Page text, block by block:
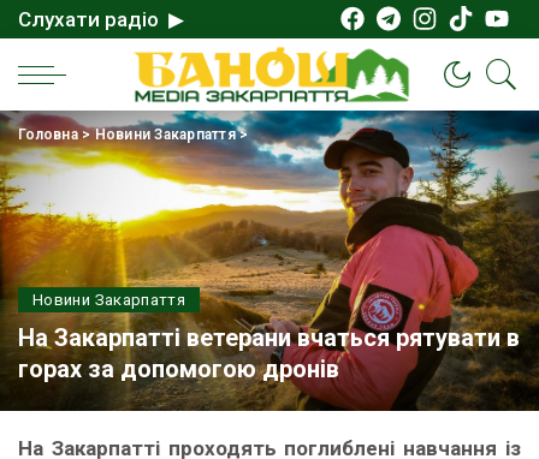
Слухати радіо ▶
Головна>Новини Закарпаття>
Новини Закарпаття
На Закарпатті ветерани вчаться рятувати в
горах за допомогою дронів
На Закарпатті проходять поглиблені навчання із